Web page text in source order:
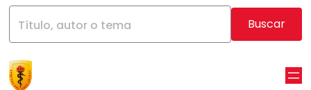
Título, autor o tema Buscar